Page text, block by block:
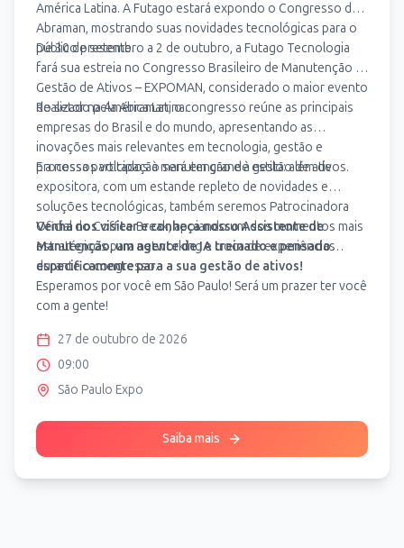
América Latina. A Futago estará expondo o Congresso da
Abraman, mostrando suas novidades tecnológicas para o
público presente.
De 30 de setembro a 2 de outubro, a Futago Tecnologia
fará sua estreia no Congresso Brasileiro de Manutenção e
Gestão de Ativos – EXPOMAN, considerado o maior evento
do setor na América Latina.
Realizado pela Abraman, o congresso reúne as principais
empresas do Brasil e do mundo, apresentando as
inovações mais relevantes em tecnologia, gestão e
processos voltados à manutenção e à gestão de ativos.
E a nossa participação será em grande estilo: além de
expositora, com um estande repleto de novidades e
soluções tecnológicas, também seremos Patrocinadora
Oficial do Coffee Break, apoiando um dos momentos mais
estratégicos para networking e troca de experiências
durante o congresso.
Venha nos visitar e conheça nosso Assistente de
Manutenção, um agente de IA treinado e pensado
especificamente para a sua gestão de ativos!
Esperamos por você em São Paulo! Será um prazer ter você
com a gente!
27 de outubro de 2026
09:00
São Paulo Expo
Saiba mais